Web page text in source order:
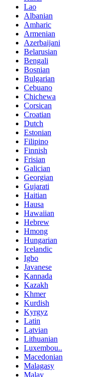
Lao
Albanian
Amharic
Armenian
Azerbaijani
Belarusian
Bengali
Bosnian
Bulgarian
Cebuano
Chichewa
Corsican
Croatian
Dutch
Estonian
Filipino
Finnish
Frisian
Galician
Georgian
Gujarati
Haitian
Hausa
Hawaiian
Hebrew
Hmong
Hungarian
Icelandic
Igbo
Javanese
Kannada
Kazakh
Khmer
Kurdish
Kyrgyz
Latin
Latvian
Lithuanian
Luxembou..
Macedonian
Malagasy
Malay